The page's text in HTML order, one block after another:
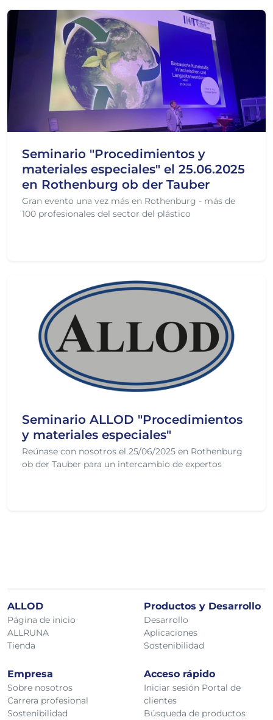
Pasado el 20/10/2025
Seminario "Procedimientos y
materiales especiales" el 25.06.2025
en Rothenburg ob der Tauber
Gran evento una vez más en Rothenburg - más de
100 profesionales del sector del plástico
Pasado el 30/06/2025
Seminario ALLOD "Procedimientos
y materiales especiales"
Reúnase con nosotros el 25/06/2025 en Rothenburg
ob der Tauber para un intercambio de expertos
Pasado el 02/06/2025
ALLOD
Página de inicio
ALLRUNA
Tienda
Productos y Desarrollo
Desarrollo
Aplicaciones
Sostenibilidad
Empresa
Sobre nosotros
Carrera profesional
Sostenibilidad
Acceso rápido
Iniciar sesión Portal de
clientes
Búsqueda de productos